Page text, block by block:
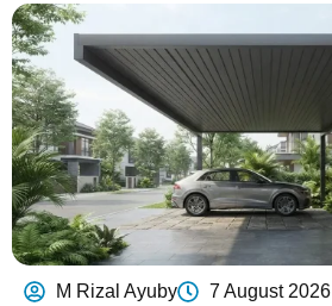
M Rizal Ayuby 7 August 2026